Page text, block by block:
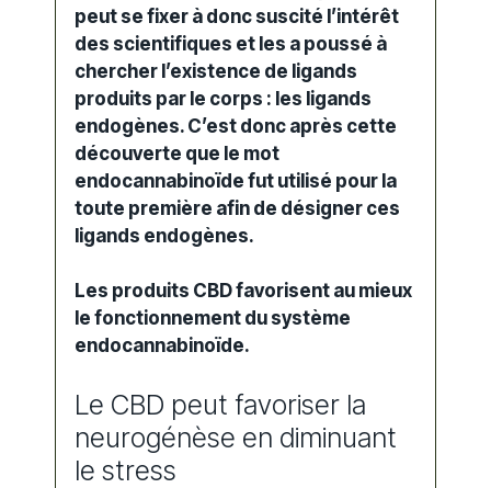
peut se fixer à donc suscité l’intérêt
des scientifiques et les a poussé à
chercher l’existence de ligands
produits par le corps : les ligands
endogènes. C’est donc après cette
découverte que le mot
endocannabinoïde fut utilisé pour la
toute première afin de désigner ces
ligands endogènes.
Les produits CBD favorisent au mieux
le fonctionnement du système
endocannabinoïde.
Le CBD peut favoriser la
neurogénèse en diminuant
le stress